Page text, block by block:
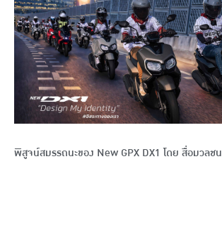
พิสูจน์สมรรถนะของ New GPX DX1 โดย สื่อมวลชน